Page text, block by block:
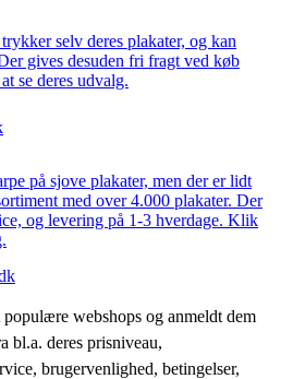
selv deres plakater, og kan
gives desuden fri fragt ved køb
se deres udvalg.
på sjove plakater, men der er lidt
med over 4.000 plakater. Der
og levering på 1-3 hverdage. Klik
webshops og anmeldt dem
bl.a. deres prisniveau,
brugervenlighed, betingelser,